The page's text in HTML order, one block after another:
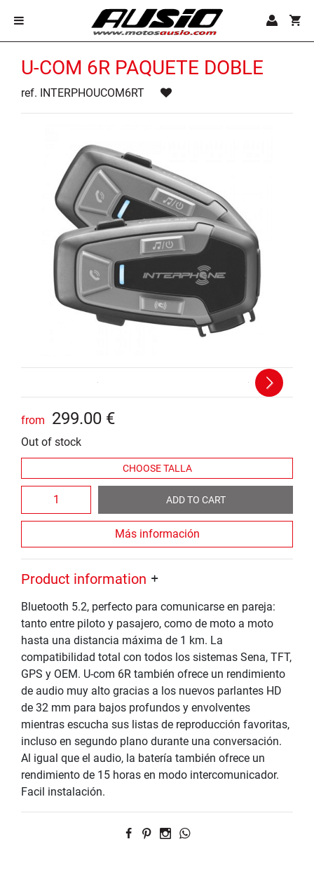
U-COM 6R PAQUETE DOBLE
ref. INTERPHOUCOM6RT
from
299.00 €
Out of stock
ADD TO CART
Más información
Product information
Bluetooth 5.2, perfecto para comunicarse en pareja:
tanto entre piloto y pasajero, como de moto a moto
hasta una distancia máxima de 1 km. La
compatibilidad total con todos los sistemas Sena, TFT,
GPS y OEM. U-com 6R también ofrece un rendimiento
de audio muy alto gracias a los nuevos parlantes HD
de 32 mm para bajos profundos y envolventes
mientras escucha sus listas de reproducción favoritas,
incluso en segundo plano durante una conversación.
Al igual que el audio, la batería también ofrece un
rendimiento de 15 horas en modo intercomunicador.
Facil instalación.